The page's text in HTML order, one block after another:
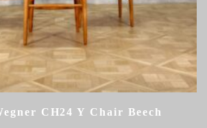
CH24 Y Chair Beech